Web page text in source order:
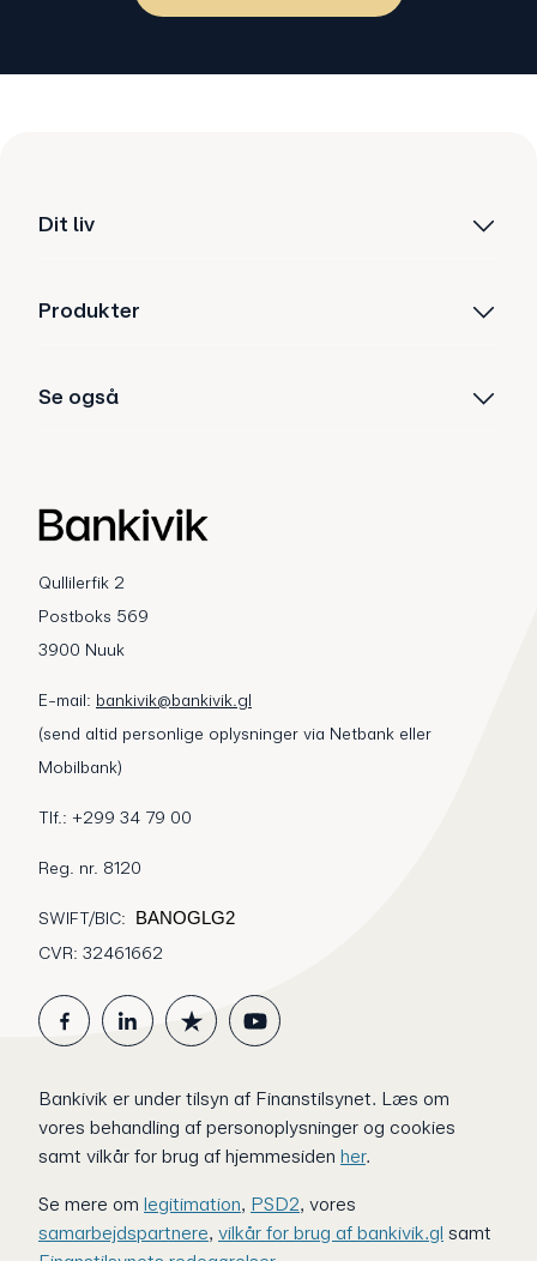
Dit liv
Produkter
Se også
Qullilerfik 2
Postboks 569
3900 Nuuk
E-mail: bankivik@bankivik.gl
(send altid personlige oplysninger via Netbank eller
Mobilbank)
Tlf.: +299 34 79 00
Reg. nr. 8120
SWIFT/BIC:
BANOGLG2
CVR: 32461662
Bankivik er under tilsyn af Finanstilsynet. Læs om
vores behandling af personoplysninger og cookies
samt vilkår for brug af hjemmesiden her.
Se mere om legitimation, PSD2, vores
samarbejdspartnere, vilkår for brug af bankivik.gl samt